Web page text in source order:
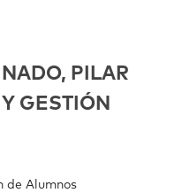
PILAR
GESTIÓN
de Alumnos